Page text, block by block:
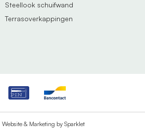
Steellook schuifwand
Terrasoverkappingen
Website & Marketing by Sparklet